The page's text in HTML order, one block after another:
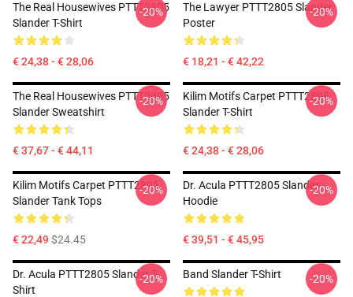
The Real Housewives PTTT2805
Slander T-Shirt
€ 24,38 - € 28,06
-20%
The Lawyer PTTT2805 Slander
Poster
€ 18,21 - € 42,22
-20%
The Real Housewives PTTT2805
Slander Sweatshirt
€ 37,67 - € 44,11
-20%
Kilim Motifs Carpet PTTT2805
Slander T-Shirt
€ 24,38 - € 28,06
-20%
Kilim Motifs Carpet PTTT2805
Slander Tank Tops
€ 22,49$24.45
-20%
Dr. Acula PTTT2805 Slander
Hoodie
€ 39,51 - € 45,95
-20%
Dr. Acula PTTT2805 Slander T-
Shirt
-20% Band Slander T-Shirt -20%